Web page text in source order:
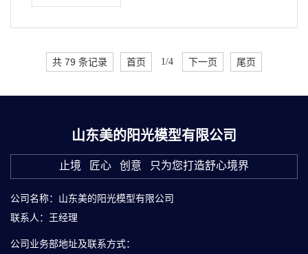
共 79 条记录 首页 1/4 下一页 尾页
山东美的阳光模型有限公司
止境 匠心 创意 只为您打造舒心境界
公司名称：山东美的阳光模型有限公司
联系人：王经理
公司业务部地址及联系方式：